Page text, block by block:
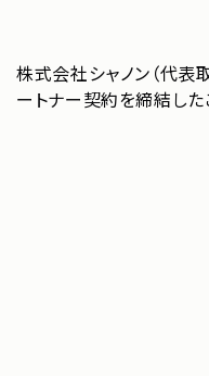
株式会社シャノン（代表
ートナー契約を締結した